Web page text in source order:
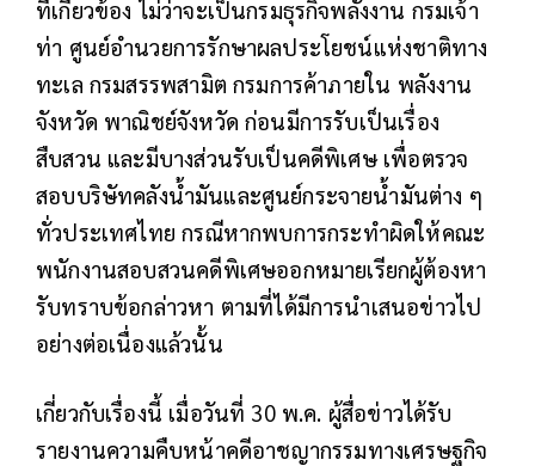
ที่เกี่ยวข้อง ไม่ว่าจะเป็นกรมธุรกิจพลังงาน กรมเจ้า
ท่า ศูนย์อำนวยการรักษาผลประโยชน์แห่งชาติทาง
ทะเล กรมสรรพสามิต กรมการค้าภายใน พลังงาน
จังหวัด พาณิชย์จังหวัด ก่อนมีการรับเป็นเรื่อง
สืบสวน และมีบางส่วนรับเป็นคดีพิเศษ เพื่อตรวจ
สอบบริษัทคลังน้ำมันและศูนย์กระจายน้ำมันต่าง ๆ
ทั่วประเทศไทย กรณีหากพบการกระทำผิดให้คณะ
พนักงานสอบสวนคดีพิเศษออกหมายเรียกผู้ต้องหา
รับทราบข้อกล่าวหา ตามที่ได้มีการนำเสนอข่าวไป
อย่างต่อเนื่องแล้วนั้น
เกี่ยวกับเรื่องนี้ เมื่อวันที่ 30 พ.ค. ผู้สื่อข่าวได้รับ
รายงานความคืบหน้าคดีอาชญากรรมทางเศรษฐกิจ